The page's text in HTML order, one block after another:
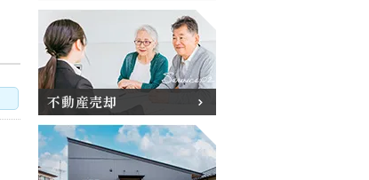
不動産売却